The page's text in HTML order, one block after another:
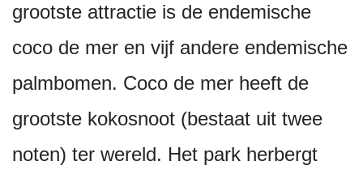
grootste attractie is de endemische
coco de mer en vijf andere endemische
palmbomen. Coco de mer heeft de
grootste kokosnoot (bestaat uit twee
noten) ter wereld. Het park herbergt